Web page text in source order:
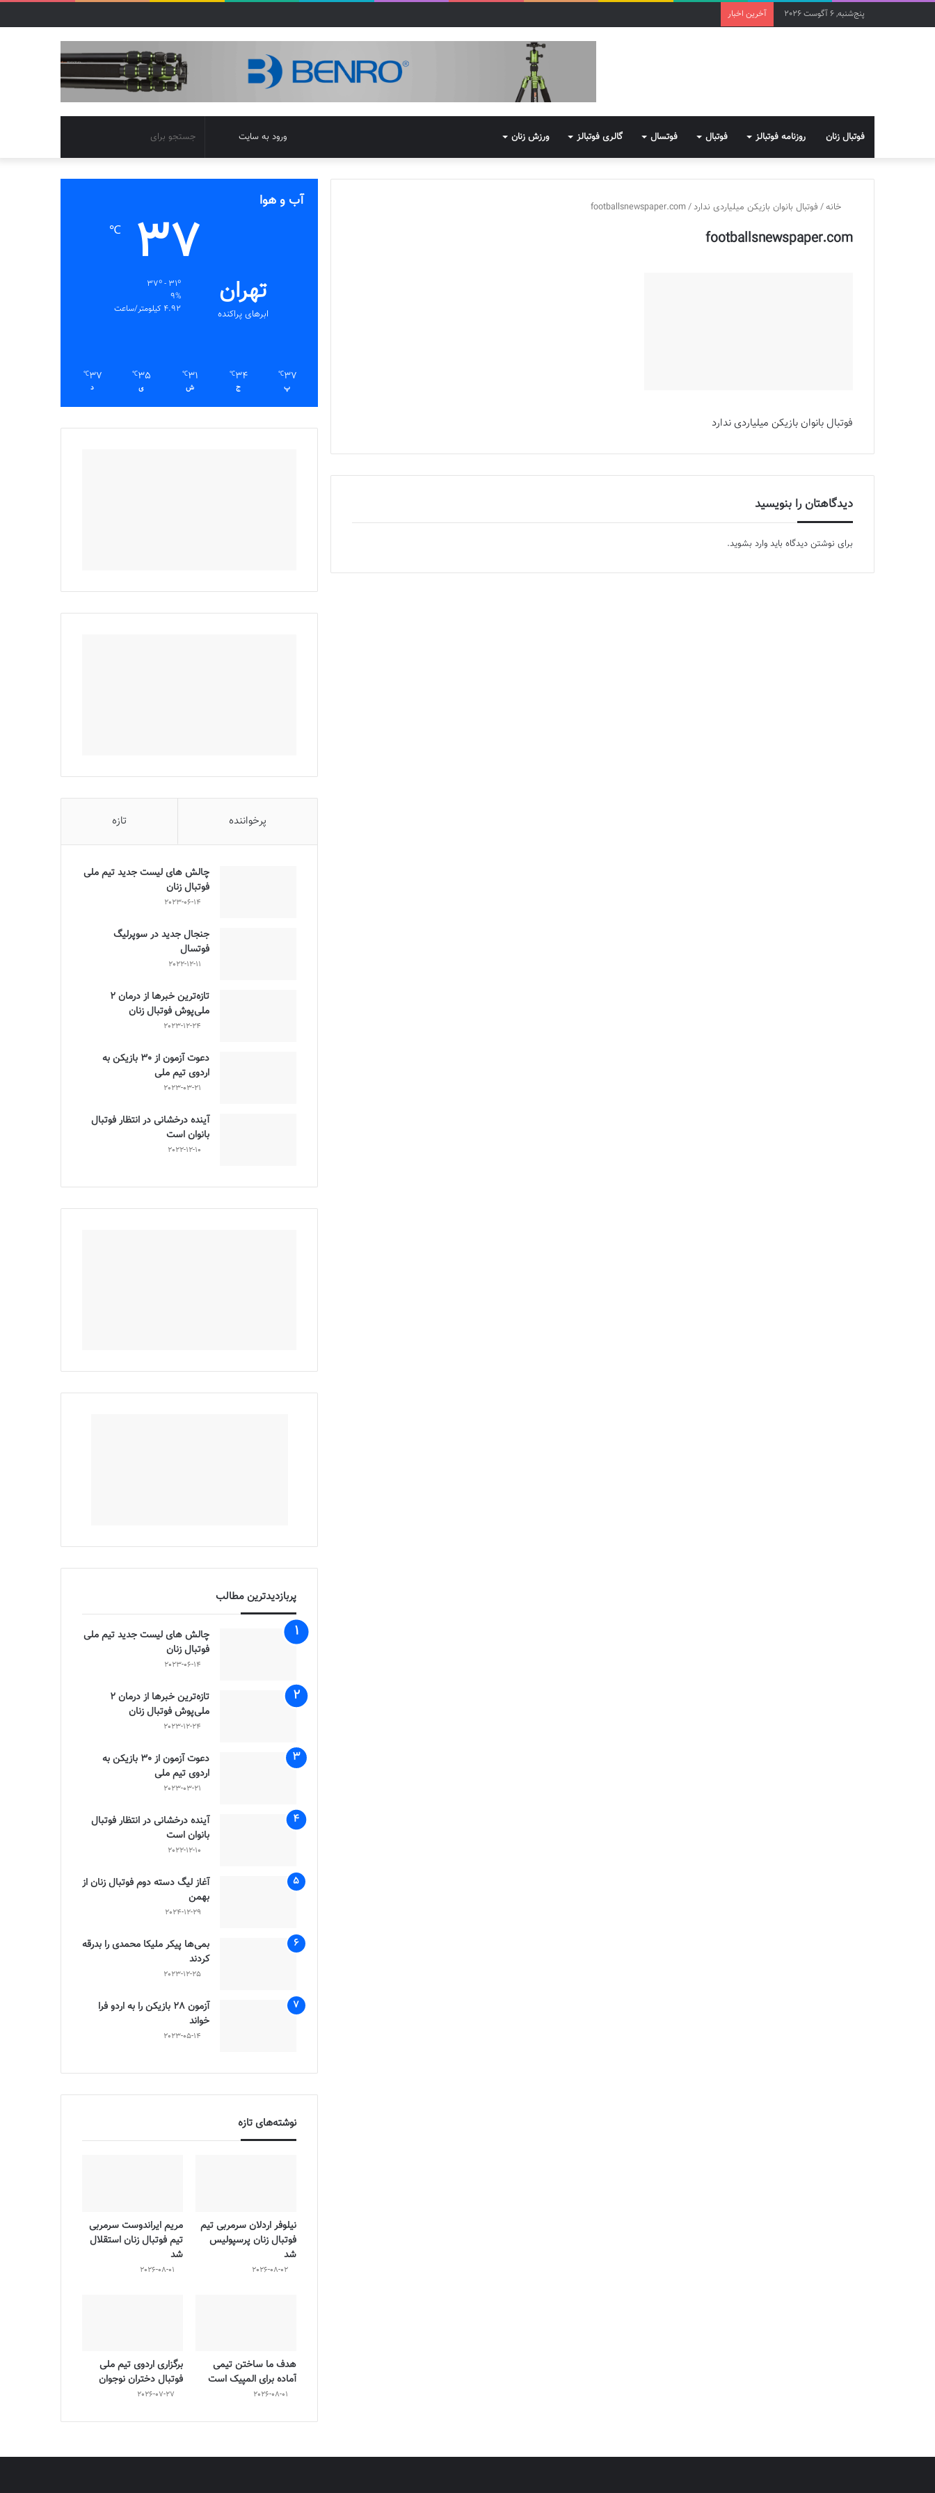
پنج‌شنبه, 6 آگوست 2026 آخرین اخبار
فوتبال زنان روزنامه فوتبالز فوتبال فوتسال گالری فوتبالز ورزش زنان
برای
تغییر
پوسته
ورود به سایت
خانه/ فوتبال بانوان بازیکن میلیاردی ندارد/
footballsnewspaper.com
footballsnewspaper.com
فوتبال بانوان بازیکن میلیاردی ندارد
دیدگاهتان را بنویسید
برای نوشتن دیدگاه باید وارد بشوید.
آب و هوا
تهران
ابرهای پراکنده
37
℃
37º - 31º
9%
4.92 کیلومتر/ساعت
37
℃
پ
34
℃
ج
31
℃
ش
35
℃
ی
37
℃
د
پرخواننده تازه
چالش هاى ليست جدید تيم ملى
فوتبال زنان
2023-06-14
جنجال جدید در سوپرلیگ
فوتسال
2022-12-11
تازه‌ترین خبرها از درمان ۲
ملی‌پوش فوتبال زنان
2023-12-24
دعوت آزمون از 30 بازیکن به
اردوی تیم ملی
2023-03-21
آینده درخشانی در انتظار فوتبال
بانوان است
2022-12-10
پربازدیدترین مطالب
چالش هاى ليست جدید تيم ملى
فوتبال زنان
2023-06-14
تازه‌ترین خبرها از درمان ۲
ملی‌پوش فوتبال زنان
2023-12-24
دعوت آزمون از 30 بازیکن به
اردوی تیم ملی
2023-03-21
آینده درخشانی در انتظار فوتبال
بانوان است
2022-12-10
آغاز لیگ دسته دوم فوتبال زنان از
بهمن
2024-12-29
بمی‌ها پیکر ملیکا محمدی را بدرقه
کردند
2023-12-25
آزمون 28 بازیکن را به اردو فرا
خواند
2023-05-14
نوشته‌های تازه
نیلوفر اردلان سرمربی تیم
فوتبال زنان پرسپولیس
شد
2026-08-02
مریم ایراندوست سرمربی
تیم فوتبال زنان استقلال
شد
2026-08-01
هدف ما ساختن تیمی
آماده برای المپیک است
2026-08-01
برگزاری اردوی تیم ملی
فوتبال دختران نوجوان
2026-07-27